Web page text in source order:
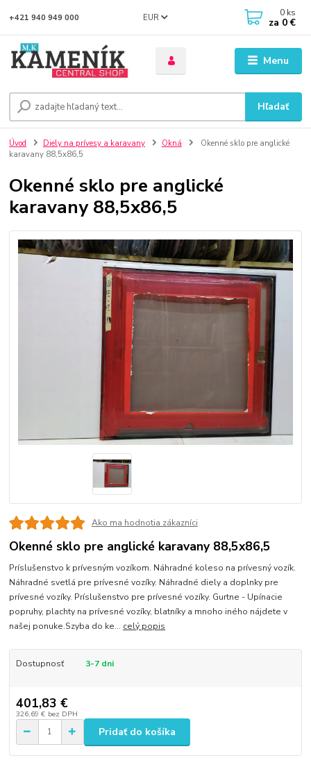
Menu
EUR
Hľadať
+421 940 949 000 0 ks
za 0 €
Úvod Diely na prívesy a karavany Okná
Okenné sklo pre anglické
karavany 88,5x86,5
Okenné sklo pre anglické
karavany 88,5x86,5
Ako ma hodnotia zákazníci
Okenné sklo pre anglické karavany 88,5x86,5
Príslušenstvo k prívesným vozíkom. Náhradné koleso na prívesný vozík.
Náhradné svetlá pre prívesné vozíky. Náhradné diely a doplnky pre
prívesné vozíky. Príslušenstvo pre prívesné vozíky. Gurtne - Upínacie
popruhy, plachty na prívesné vozíky, blatníky a mnoho iného nájdete v
našej ponuke.Szyba do ke... celý popis
Dostupnosť 3-7 dni
401,83 €
326,69 € bez DPH
Pridať do košíka